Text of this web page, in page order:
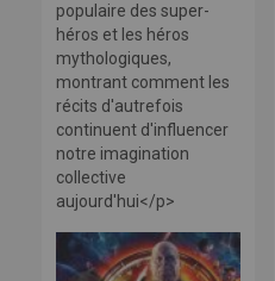
populaire des super-
héros et les héros
mythologiques,
montrant comment les
récits d'autrefois
continuent d'influencer
notre imagination
collective
aujourd'hui</p>